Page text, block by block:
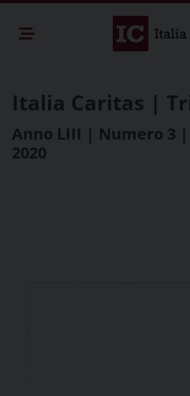
Italia Caritas |
Anno LIII | Numero 3
2020